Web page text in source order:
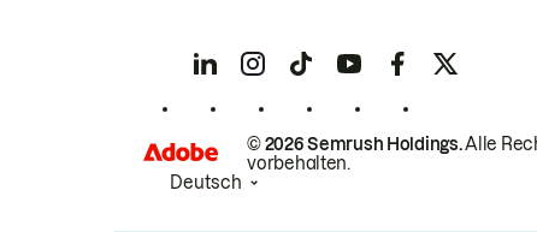
© 2026 Semrush Holdings.Alle
vorbehalten.
Deutsch